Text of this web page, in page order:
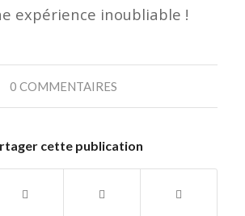
expérience inoubliable !
0 COMMENTAIRES
cette publication